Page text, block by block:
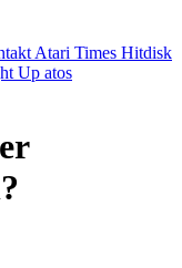
Atari Times Hitdisk
Up atos